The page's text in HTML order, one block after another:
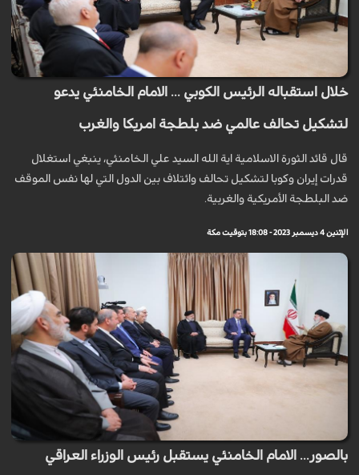
خلال استقباله الرئيس الكوبي ... الامام الخامنئي يدعو
لتشكيل تحالف عالمي ضد بلطجة امريكا والغرب
قال قائد الثورة الاسلامية اية الله السيد علي الخامنئي، ينبغي استغلال
قدرات إيران وكوبا لتشكيل تحالف وائتلاف بين الدول التي لها نفس الموقف
ضد البلطجة الأمريكية والغربية.
الإثنين 4 ديسمبر 2023 - 18:08 بتوقيت مكة
بالصور... الامام الخامنئي يستقبل رئيس الوزراء العراقي